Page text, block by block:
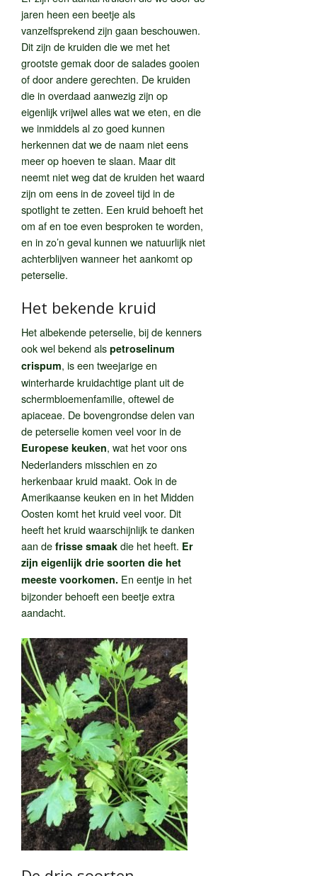
jaren heen een beetje als
vanzelfsprekend zijn gaan beschouwen.
Dit zijn de kruiden die we met het
grootste gemak door de salades gooien
of door andere gerechten. De kruiden
die in overdaad aanwezig zijn op
eigenlijk vrijwel alles wat we eten, en die
we inmiddels al zo goed kunnen
herkennen dat we de naam niet eens
meer op hoeven te slaan. Maar dit
neemt niet weg dat de kruiden het waard
zijn om eens in de zoveel tijd in de
spotlight te zetten. Een kruid behoeft het
om af en toe even besproken te worden,
en in zo’n geval kunnen we natuurlijk niet
achterblijven wanneer het aankomt op
peterselie.
Het bekende kruid
Het albekende peterselie, bij de kenners
ook wel bekend als petroselinum
crispum, is een tweejarige en
winterharde kruidachtige plant uit de
schermbloemenfamilie, oftewel de
apiaceae. De bovengrondse delen van
de peterselie komen veel voor in de
Europese keuken, wat het voor ons
Nederlanders misschien en zo
herkenbaar kruid maakt. Ook in de
Amerikaanse keuken en in het Midden
Oosten komt het kruid veel voor. Dit
heeft het kruid waarschijnlijk te danken
aan de frisse smaak die het heeft. Er
zijn eigenlijk drie soorten die het
meeste voorkomen. En eentje in het
bijzonder behoeft een beetje extra
aandacht.